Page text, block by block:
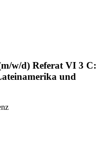
w/d) Referat VI 3 C:
und